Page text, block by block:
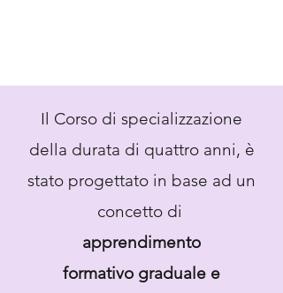
Il Corso di specializzazione
della durata di quattro anni, è
stato progettato in base ad un
concetto di
apprendimento
formativo graduale e